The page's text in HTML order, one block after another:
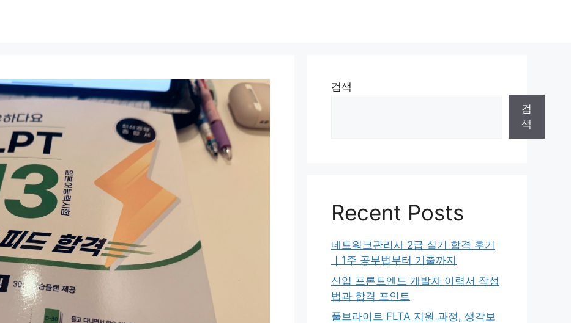
검색
검
색
Recent Posts
네트워크관리사 2급 실기 합격 후기
｜1주 공부법부터 기출까지
신입 프론트엔드 개발자 이력서 작성
법과 합격 포인트
풀브라이트 FLTA 지원 과정, 생각보